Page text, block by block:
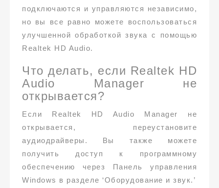
подключаются и управляются независимо,
но вы все равно можете воспользоваться
улучшенной обработкой звука с помощью
Realtek HD Audio.
Что делать, если Realtek HD
Audio Manager не
открывается?
Если Realtek HD Audio Manager не
открывается, переустановите
аудиодрайверы. Вы также можете
получить доступ к программному
обеспечению через Панель управления
Windows в разделе ‘Оборудование и звук.’